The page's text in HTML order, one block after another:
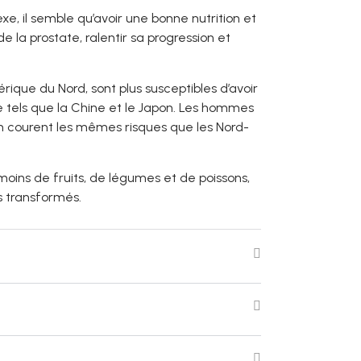
il semble qu’avoir une bonne nutrition et
la prostate, ralentir sa progression et
du Nord, sont plus susceptibles d’avoir
que la Chine et le Japon. Les hommes
les mêmes risques que les Nord-
de fruits, de légumes et de poissons,
transformés.